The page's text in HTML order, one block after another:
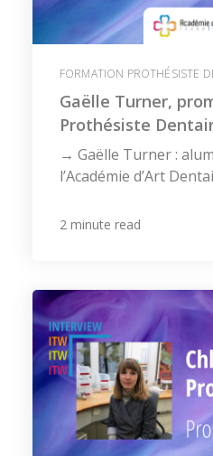
FORMATION PROTHÉSISTE
Gaëlle Turner,
Prothésiste
→ Gaëlle Turner :
l’Académie d’Art
2 minute read